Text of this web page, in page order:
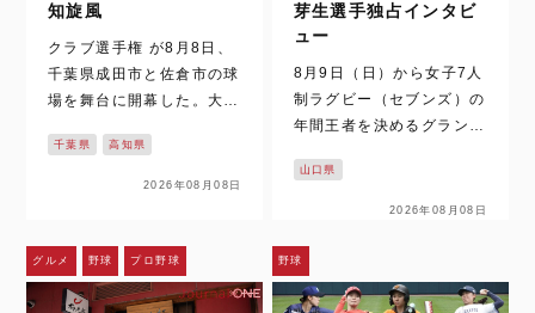
知旋風
クラブ選手権 が8月8日、
千葉県成田市と佐倉市の球
場を舞台に開幕した。大会
試合が行われた。それで
も、全国から集まった女子
市の長嶋茂雄記念岩名球場
で行われた第1試合。10C
千葉県 高知県
2026年08月08日
芽生選手独占インタビ
ュー
8月9日（日）から女子7人
制ラグビー（セブンズ）の
年間王者を決めるグランド
る。今回の舞台は北海道札
幌市の大和ハウス プレミ
メンズセブンズシリーズ2
026の現在首位に立つ、な
がとブルーエンジェルスは
山口県
2026年08月08日
グルメ 野球 プロ野球 野球